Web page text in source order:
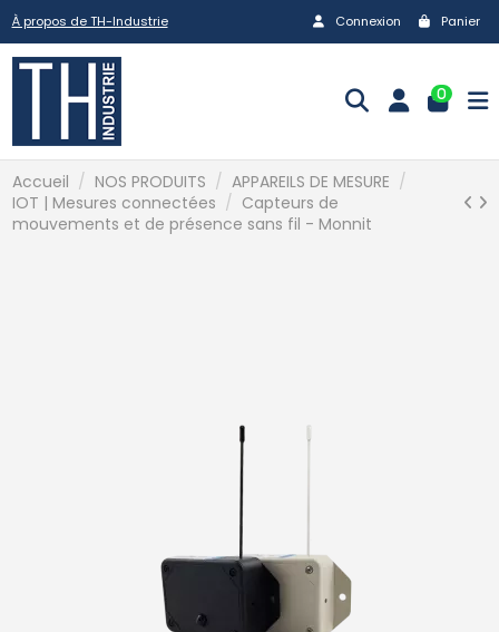
À propos de TH-Industrie Connexion Panier
0
Accueil NOS PRODUITS
APPAREILS DE MESURE
IOT | Mesures connectées
Capteurs de
mouvements et de présence sans fil - Monnit